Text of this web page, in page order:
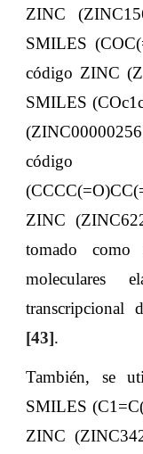
ZINC
SMILES
código ZINC
SMILES
ZINC
tomado como
moleculares
transcripcional
[43].
También, se
SMILES
ZINC